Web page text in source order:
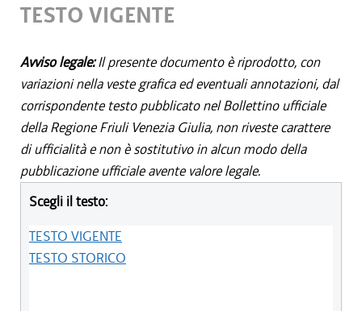
TESTO VIGENTE
Avviso legale:Il presente documento è riprodotto, con
variazioni nella veste grafica ed eventuali annotazioni, dal
corrispondente testo pubblicato nel Bollettino ufficiale
della Regione Friuli Venezia Giulia, non riveste carattere
di ufficialità e non è sostitutivo in alcun modo della
pubblicazione ufficiale avente valore legale.
Scegli il testo:
TESTO VIGENTE
TESTO STORICO